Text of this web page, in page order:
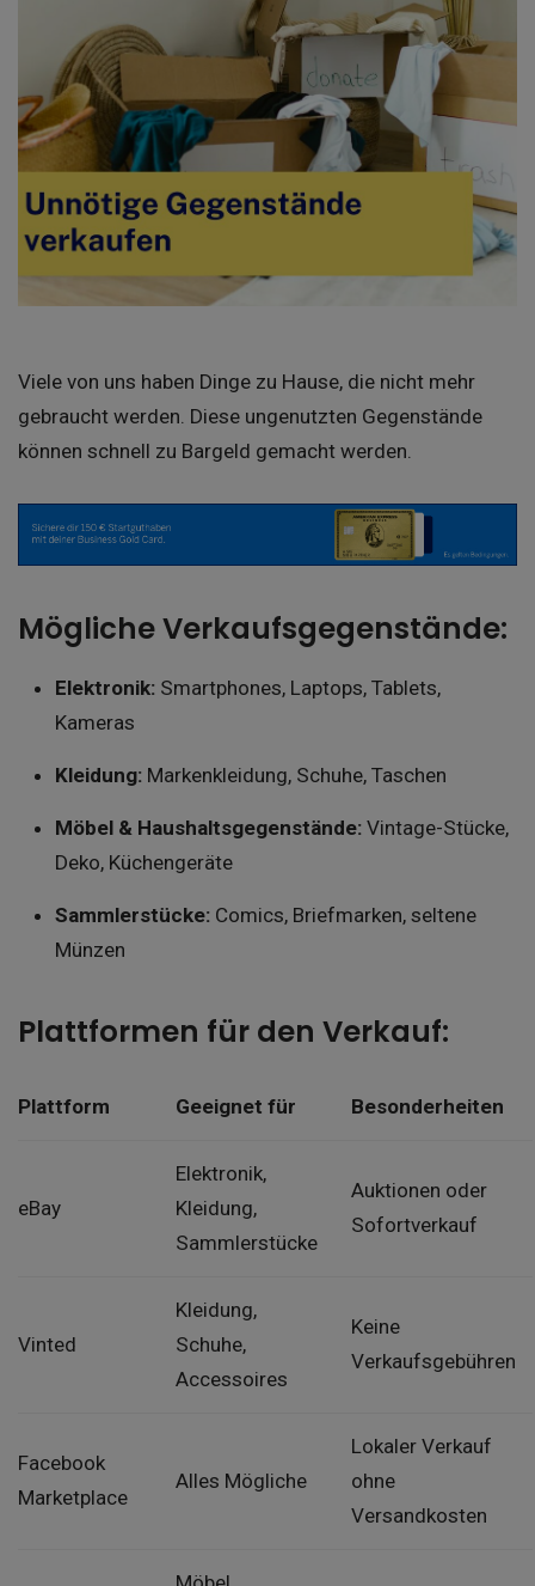
Viele von uns haben Dinge zu Hause, die nicht mehr
gebraucht werden. Diese ungenutzten Gegenstände
können schnell zu Bargeld gemacht werden.
Mögliche Verkaufsgegenstände:
Elektronik:Smartphones, Laptops, Tablets,
Kameras
Kleidung:Markenkleidung, Schuhe, Taschen
Möbel & Haushaltsgegenstände:Vintage-Stücke,
Deko, Küchengeräte
Sammlerstücke:Comics, Briefmarken, seltene
Münzen
Plattformen für den Verkauf:
Plattform Geeignet für Besonderheiten
eBay
Elektronik,
Kleidung,
Sammlerstücke
Auktionen oder
Sofortverkauf
Vinted
Kleidung,
Schuhe,
Accessoires
Keine
Verkaufsgebühren
Facebook
Marketplace
Alles Mögliche
Lokaler Verkauf
ohne
Versandkosten